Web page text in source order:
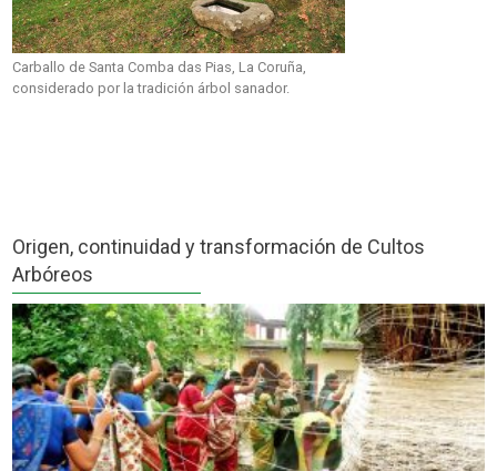
Carballo de Santa Comba das Pias, La Coruña,
considerado por la tradición árbol sanador.
Origen, continuidad y transformación de Cultos
Arbóreos